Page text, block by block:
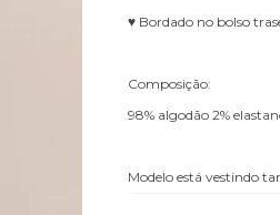
♥ Bordado no bolso
Composição:
98% algodão 2%
Modelo está vestindo